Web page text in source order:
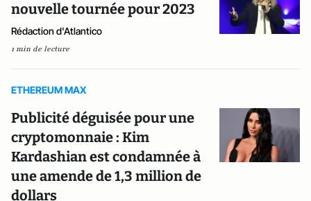
nouvelle tournée pour 2023
Rédaction d'Atlantico
1 min de lecture
ETHEREUM MAX
Publicité déguisée pour une
cryptomonnaie : Kim
Kardashian est condamnée à
une amende de 1,3 million de
dollars